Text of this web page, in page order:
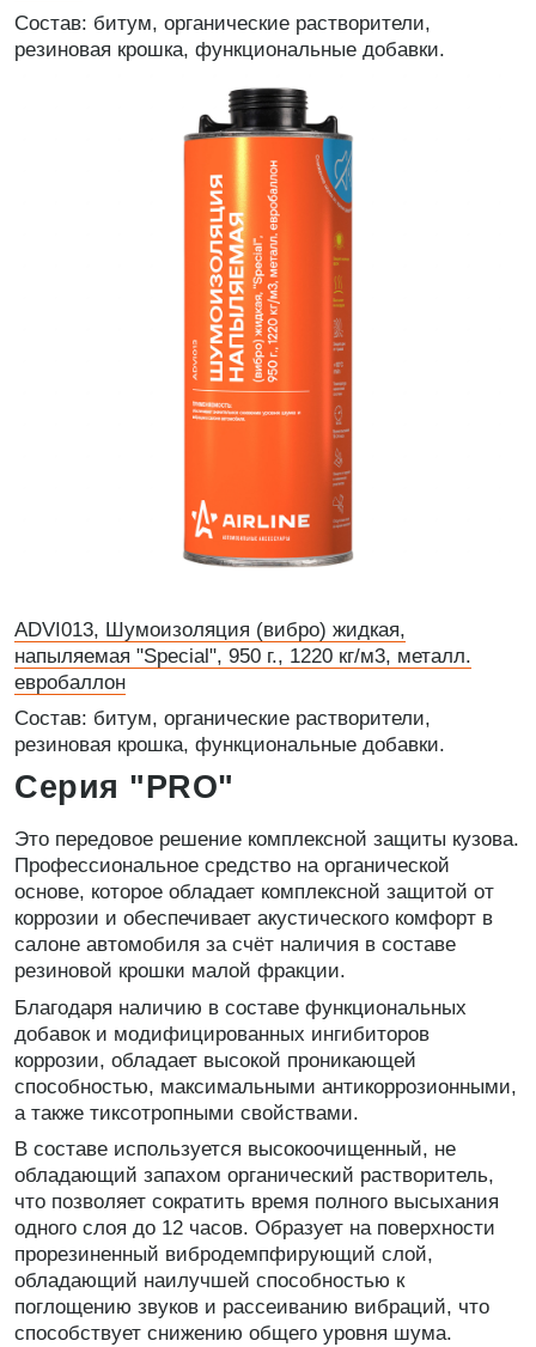
Состав: битум, органические растворители,
резиновая крошка, функциональные добавки.
ADVI013, Шумоизоляция (вибро) жидкая,
напыляемая "Special", 950 г., 1220 кг/м3, металл.
евробаллон
Состав: битум, органические растворители,
резиновая крошка, функциональные добавки.
Серия "PRO"
Это передовое решение комплексной защиты кузова.
Профессиональное средство на органической
основе, которое обладает комплексной защитой от
коррозии и обеспечивает акустического комфорт в
салоне автомобиля за счёт наличия в составе
резиновой крошки малой фракции.
Благодаря наличию в составе функциональных
добавок и модифицированных ингибиторов
коррозии, обладает высокой проникающей
способностью, максимальными антикоррозионными,
а также тиксотропными свойствами.
В составе используется высокоочищенный, не
обладающий запахом органический растворитель,
что позволяет сократить время полного высыхания
одного слоя до 12 часов. Образует на поверхности
прорезиненный вибродемпфирующий слой,
обладающий наилучшей способностью к
поглощению звуков и рассеиванию вибраций, что
способствует снижению общего уровня шума.